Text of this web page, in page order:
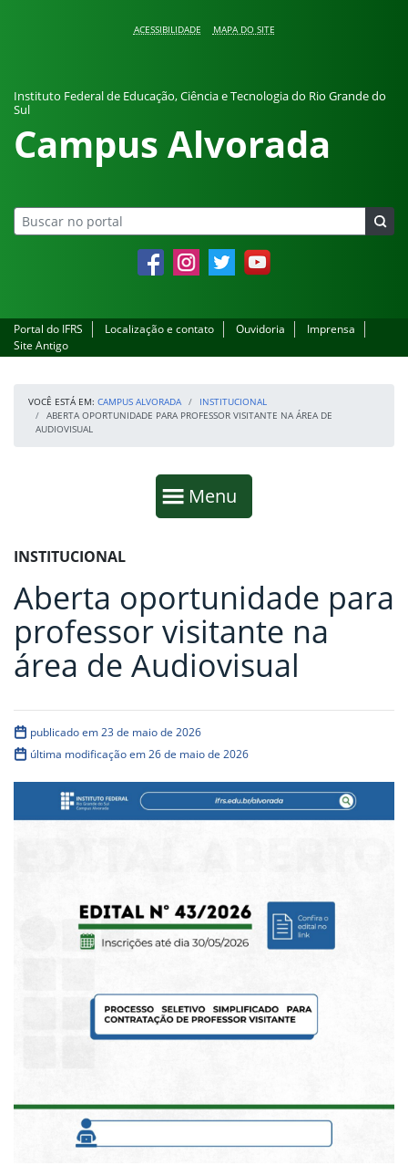
ACESSIBILIDADE MAPA DO SITE
Instituto Federal de Educação, Ciência e Tecnologia do Rio Grande do
Sul
Campus Alvorada
FacebookInstagramTwitter YouTube
Portal do IFRS Localização e contato Ouvidoria
Imprensa
Site Antigo
VOCÊ ESTÁ EM: CAMPUS ALVORADA
INSTITUCIONAL
ABERTA OPORTUNIDADE PARA PROFESSOR VISITANTE NA ÁREA DE
AUDIOVISUAL
Mostrar
Menu
Fim da navegação
Início do conteúdo
INSTITUCIONAL
Aberta oportunidade para
professor visitante na
área de Audiovisual
publicado em 23 de maio de 2026
última modificação em 26 de maio de 2026